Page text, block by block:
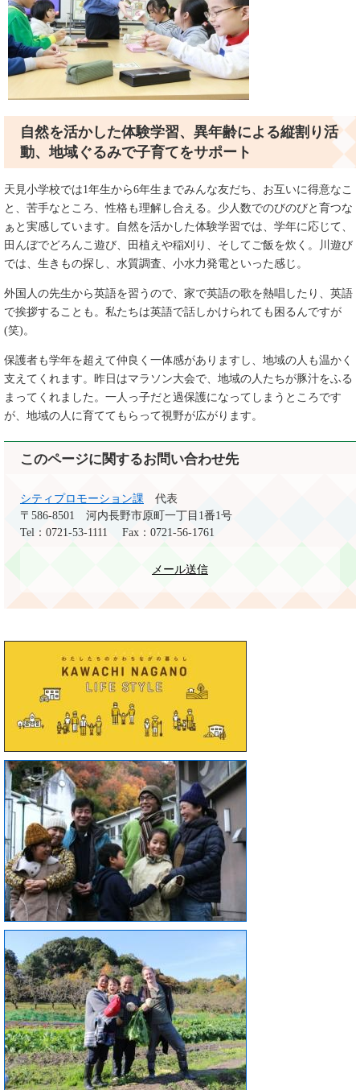
自然を活かした体験学習、異年齢による縦割り活
動、地域ぐるみで子育てをサポート
天見小学校では1年生から6年生までみんな友だち、お互いに得意なこ
と、苦手なところ、性格も理解し合える。少人数でのびのびと育つな
ぁと実感しています。自然を活かした体験学習では、学年に応じて、
田んぼでどろんこ遊び、田植えや稲刈り、そしてご飯を炊く。川遊び
では、生きもの探し、水質調査、小水力発電といった感じ。
外国人の先生から英語を習うので、家で英語の歌を熱唱したり、英語
で挨拶することも。私たちは英語で話しかけられても困るんですが
(笑)。
保護者も学年を超えて仲良く一体感がありますし、地域の人も温かく
支えてくれます。昨日はマラソン大会で、地域の人たちが豚汁をふる
まってくれました。一人っ子だと過保護になってしまうところです
が、地域の人に育ててもらって視野が広がります。
このページに関するお問い合わせ先
シティプロモーション課
代表
〒586-8501
河内長野市原町一丁目1番1号
Tel：0721-53-1111
Fax：0721-56-1761
メール送信